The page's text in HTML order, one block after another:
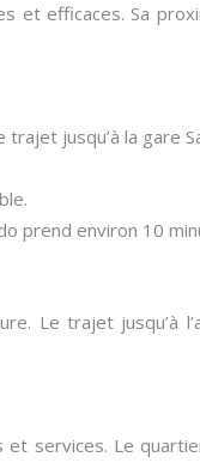
et efficaces. Sa
jusqu’à la gare
prend environ 10
Le trajet jusqu’à
services. Le